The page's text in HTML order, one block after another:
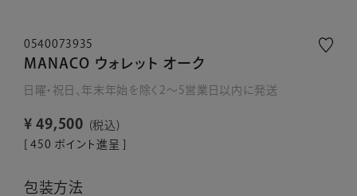
0540073935
MANACO ウォレット オーク
日曜・祝日、年末年始を除く2～5営業日以内に発送
¥ 49,500
税込
450 ポイント進呈 ]
包装方法